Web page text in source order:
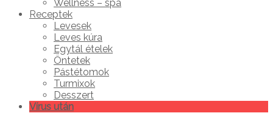
Wellness – spa
Receptek
Levesek
Leves kúra
Egytál ételek
Öntetek
Pástétomok
Turmixok
Desszert
Vírus után